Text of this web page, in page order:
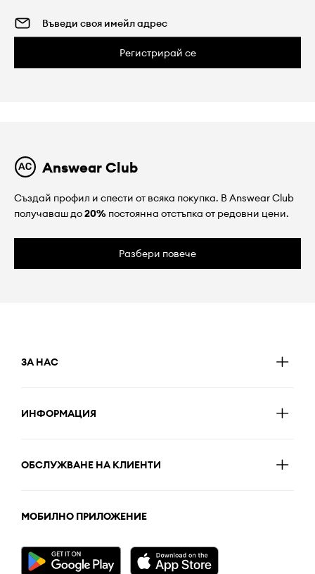
Регистрирай се
Answear Club
Създай профил и спести от всяка покупка. В Answear Club
получаваш до20% постоянна отстъпка от редовни цени.
Разбери повече
ЗА НАС
ИНФОРМАЦИЯ
ОБСЛУЖВАНЕ НА КЛИЕНТИ
МОБИЛНО ПРИЛОЖЕНИЕ